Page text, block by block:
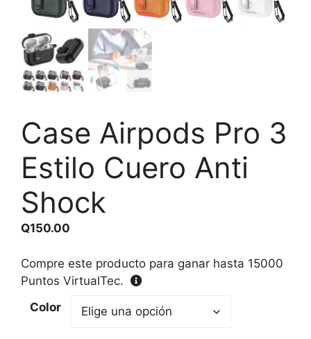
Case Airpods Pro 3
Estilo Cuero Anti
Shock
Q150.00
Compre este producto para ganar hasta 15000
Puntos VirtualTec.
Color